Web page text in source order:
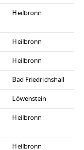
Heilbronn
Heilbronn
Heilbronn
Bad Friedrichshall
Löwenstein
Heilbronn
Heilbronn